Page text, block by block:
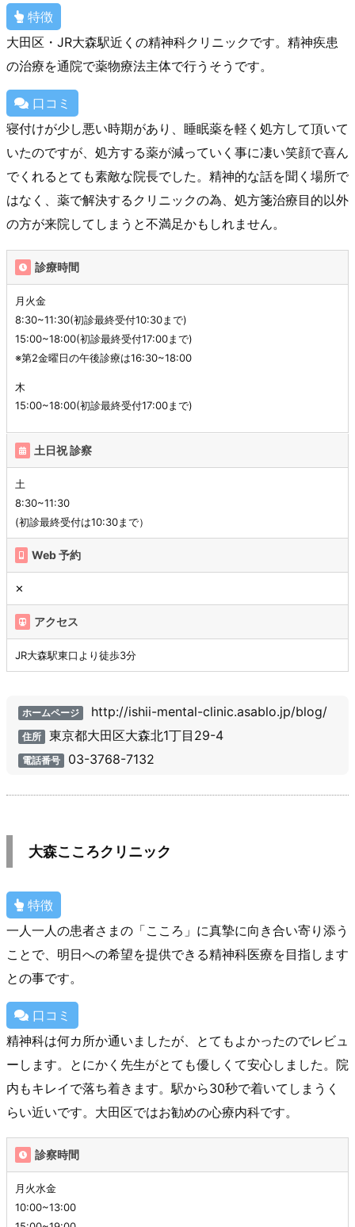
特徴
大田区・JR大森駅近くの精神科クリニックです。精神疾患
の治療を通院で薬物療法主体で行うそうです。
口コミ
寝付けが少し悪い時期があり、睡眠薬を軽く処方して頂いて
いたのですが、処方する薬が減っていく事に凄い笑顔で喜ん
でくれるとても素敵な院長でした。精神的な話を聞く場所で
はなく、薬で解決するクリニックの為、処方箋治療目的以外
の方が来院してしまうと不満足かもしれません。
診療時間
月火金
8:30~11:30(初診最終受付10:30まで)
15:00~18:00(初診最終受付17:00まで)
※第2金曜日の午後診療は16:30~18:00
木
15:00~18:00(初診最終受付17:00まで)
土日祝 診察
土
8:30~11:30
(初診最終受付は10:30まで）
Web 予約
✕
アクセス
JR大森駅東口より徒歩3分
ホームページ http://ishii-mental-clinic.asablo.jp/blog/
住所 東京都大田区大森北1丁目29-4
電話番号 03-3768-7132
大森こころクリニック
特徴
一人一人の患者さまの「こころ」に真摯に向き合い寄り添う
ことで、明日への希望を提供できる精神科医療を目指します
との事です。
口コミ
精神科は何カ所か通いましたが、とてもよかったのでレビュ
ーします。とにかく先生がとても優しくて安心しました。院
内もキレイで落ち着きます。駅から30秒で着いてしまうく
らい近いです。大田区ではお勧めの心療内科です。
診察時間
月火水金
10:00~13:00